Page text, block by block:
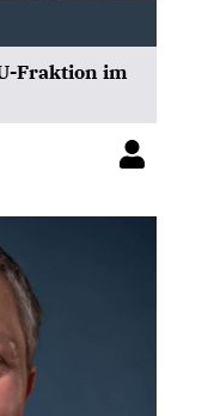
Fraktion im